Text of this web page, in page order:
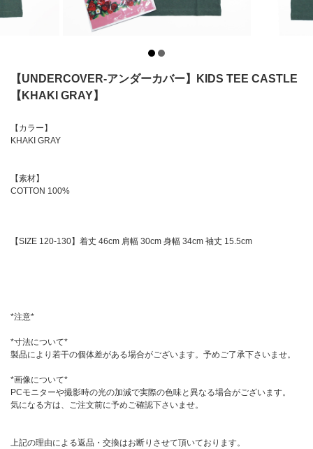
【UNDERCOVER-アンダーカバー】KIDS TEE CASTLE
【KHAKI GRAY】
【カラー】
KHAKI GRAY
【素材】
COTTON 100%
【SIZE 120-130】着丈 46cm 肩幅 30cm 身幅 34cm 袖丈 15.5cm
*注意*
*寸法について*
製品により若干の個体差がある場合がございます。予めご了承下さいませ。
*画像について*
PCモニターや撮影時の光の加減で実際の色味と異なる場合がございます。
気になる方は、ご注文前に予めご確認下さいませ。
上記の理由による返品・交換はお断りさせて頂いております。